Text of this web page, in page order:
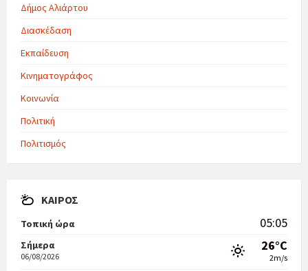
Δήμος Αλιάρτου
Διασκέδαση
Εκπαίδευση
Κινηματογράφος
Κοινωνία
Πολιτική
Πολιτισμός
ΚΑΙΡΌΣ
Τοπική ώρα 05:05
Σήμερα
06/08/2026
26°C
2m/s